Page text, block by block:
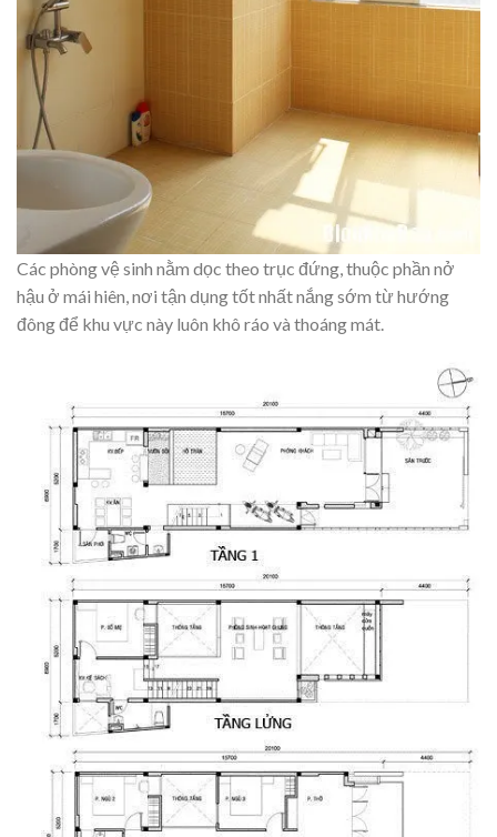
Các phòng vệ sinh nằm dọc theo trục đứng, thuộc phần nở
hậu ở mái hiên, nơi tận dụng tốt nhất nắng sớm từ hướng
đông để khu vực này luôn khô ráo và thoáng mát.